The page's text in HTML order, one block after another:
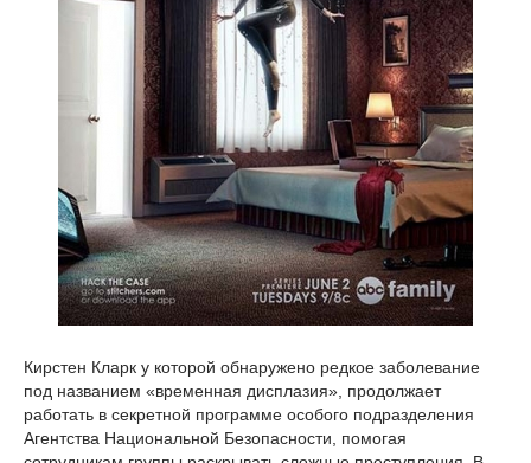
Кирстен Кларк у которой обнаружено редкое заболевание
под названием «временная дисплазия», продолжает
работать в секретной программе особого подразделения
Агентства Национальной Безопасности, помогая